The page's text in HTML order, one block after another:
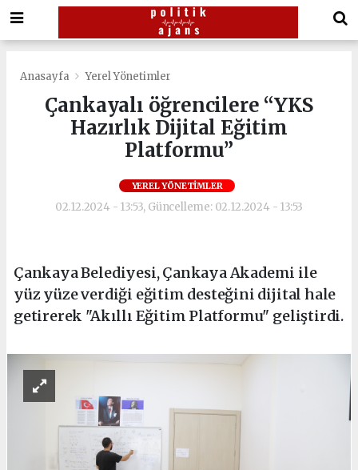
Anasayfa Yerel Yönetimler
Çankayalı öğrencilere “YKS
Hazırlık Dijital Eğitim
Platformu”
YEREL YÖNETIMLER
02.12.2024 - 13:53, Güncelleme: 02.12.2024 - 13:53
Çankaya Belediyesi, Çankaya Akademi ile
yüz yüze verdiği eğitim desteğini dijital hale
getirerek "Akıllı Eğitim Platformu" geliştirdi.